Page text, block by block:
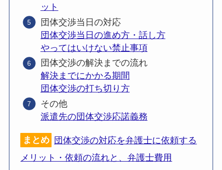
ット
団体交渉当日の対応
団体交渉当日の進め方・話し方
やってはいけない禁止事項
団体交渉の解決までの流れ
解決までにかかる期間
団体交渉の打ち切り方
その他
派遣先の団体交渉応諾義務
まとめ
団体交渉の対応を弁護士に依頼する
メリット・依頼の流れと、弁護士費用